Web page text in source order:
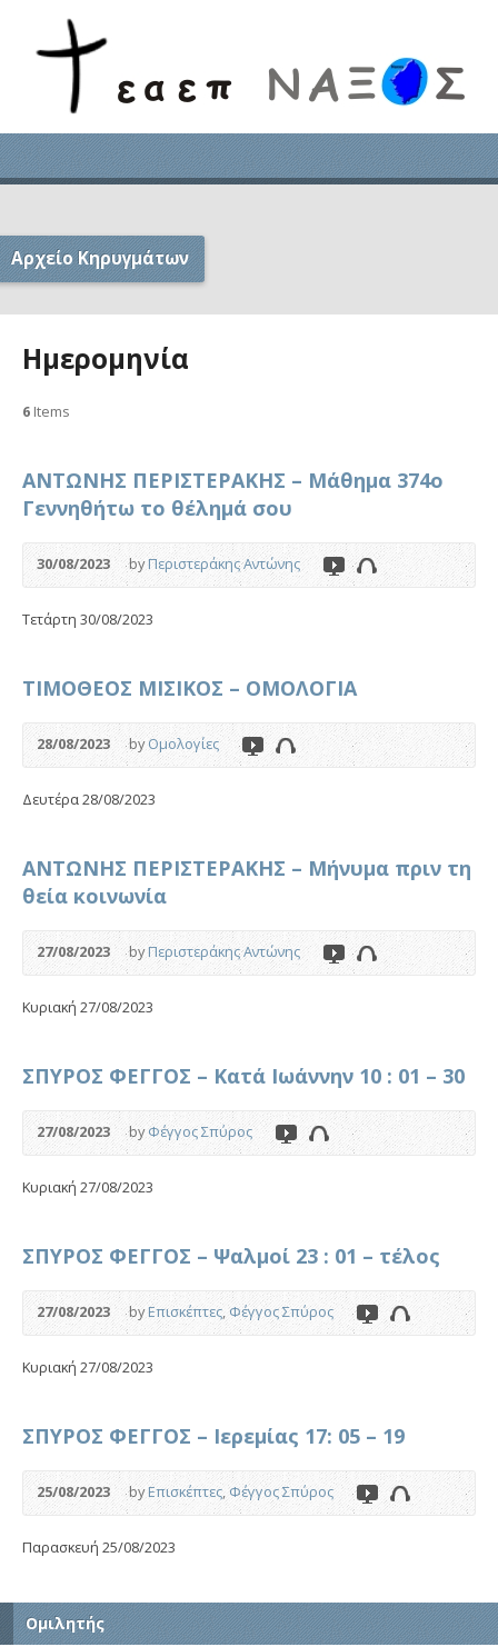
Αρχείο Κηρυγμάτων
Ημερομηνία
6 Items
ΑΝΤΩΝΗΣ ΠΕΡΙΣΤΕΡΑΚΗΣ – Μάθημα 374ο
Γεννηθήτω το θέλημά σου
30/08/2023 byΠεριστεράκης Αντώνης
Τετάρτη 30/08/2023
ΤΙΜΟΘΕΟΣ ΜΙΣΙΚΟΣ – ΟΜΟΛΟΓΙΑ
28/08/2023 byΟμολογίες
Δευτέρα 28/08/2023
ΑΝΤΩΝΗΣ ΠΕΡΙΣΤΕΡΑΚΗΣ – Μήνυμα πριν τη
θεία κοινωνία
27/08/2023 byΠεριστεράκης Αντώνης
Κυριακή 27/08/2023
ΣΠΥΡΟΣ ΦΕΓΓΟΣ – Κατά Ιωάννην 10 : 01 – 30
27/08/2023 byΦέγγος Σπύρος
Κυριακή 27/08/2023
ΣΠΥΡΟΣ ΦΕΓΓΟΣ – Ψαλμοί 23 : 01 – τέλος
27/08/2023 byΕπισκέπτες,Φέγγος Σπύρος
Κυριακή 27/08/2023
ΣΠΥΡΟΣ ΦΕΓΓΟΣ – Ιερεμίας 17: 05 – 19
25/08/2023 byΕπισκέπτες,Φέγγος Σπύρος
Παρασκευή 25/08/2023
Ομιλητής